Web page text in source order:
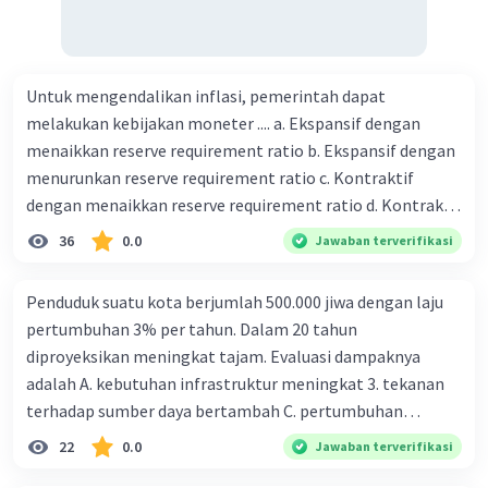
Untuk mengendalikan inflasi, pemerintah dapat
melakukan kebijakan moneter .... a. Ekspansif dengan
menaikkan reserve requirement ratio b. Ekspansif dengan
menurunkan reserve requirement ratio c. Kontraktif
dengan menaikkan reserve requirement ratio d. Kontraktif
dengan menurunkan reserve requirement ratio e.
Ekspansif dengan menaikkan tingkat diskonto Bila Bank
ceteris paribus maka .... a. Menimbulkan inflasi di mana
bentuk kurva jumlah uang beredar (penawaran uang) naik
dari kiri bawah ke kanan atas b. Menimbulkan deflasi di
mana bentuk kurva jumlah uang beredar (penawaran
uang) naik dari kiri bawah ke kanan atas c. Tingkat bunga
meningkat di mana bentuk kurva jumlah uang beredar
36 0.0 Jawaban terverifikasi
Penduduk suatu kota berjumlah 500.000 jiwa dengan laju
pertumbuhan 3% per tahun. Dalam 20 tahun
diproyeksikan meningkat tajam. Evaluasi dampaknya
adalah A. kebutuhan infrastruktur meningkat 3. tekanan
terhadap sumber daya bertambah C. pertumbuhan
eksponensial berdampak jangka panjang D. tidak
memengaruhi tata ruang E. proyeksi penduduk penting
22 0.0 Jawaban terverifikasi